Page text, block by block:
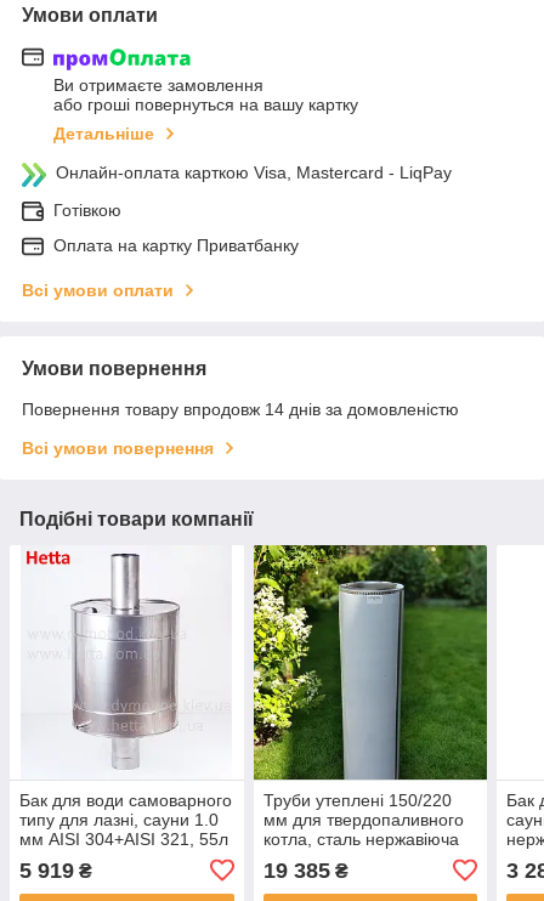
Умови оплати
Ви отримаєте замовлення
або гроші повернуться на вашу картку
Детальніше
Онлайн-оплата карткою Visa, Mastercard - LiqPay
Готівкою
Оплата на картку Приватбанку
Всі умови оплати
Умови повернення
Повернення товару впродовж 14 днів за домовленістю
Всі умови повернення
Подібні товари компанії
Бак для води самоварного
типу для лазні, сауни 1.0
мм AISI 304+AISI 321, 55л
5 919 ₴
Труби утеплені 150/220
мм для твердопаливного
котла, сталь нержавіюча
19 385₴
Бак
3